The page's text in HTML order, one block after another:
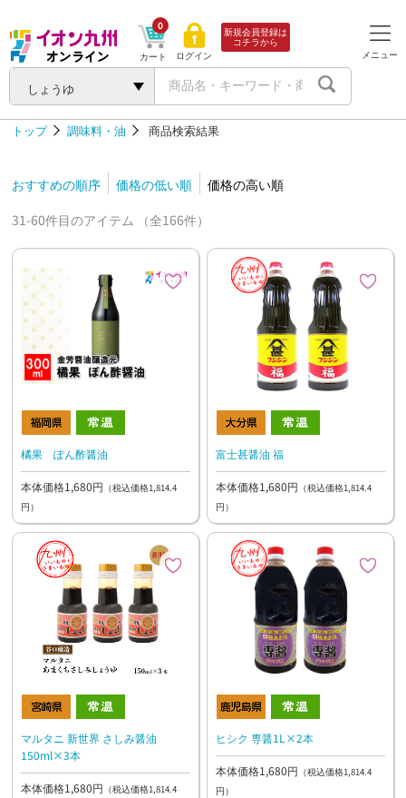
しょうゆ
カート
0
ログイン
新規会員登録は
コチラから
メニュー
トップ 調味料・油 商品検索結果
おすすめの順序 価格の低い順
価格の高い順
31-60件目のアイテム （全166件）
橘果 ぽん酢醤油
本体価格1,680円 （税込価格1,814.4
円）
富士甚醤油 福
本体価格1,680円 （税込価格1,814.4
円）
マルタニ 新世界 さしみ醤油
150ml×3本
本体価格1,680円 （税込価格1,814.4
ヒシク 専醤1L×2本
本体価格1,680円 （税込価格1,814.4
円）